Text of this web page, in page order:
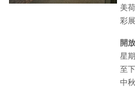
美
彩
開
星
至
中